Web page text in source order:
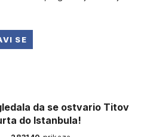
SE
da se ostvario Titov
do Istanbula!